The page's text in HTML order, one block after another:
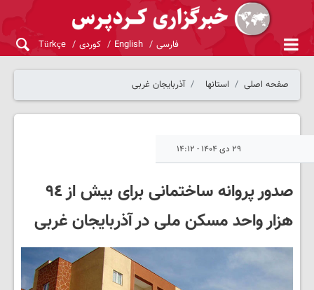
فارسی English کوردی Türkçe
صفحه اصلی استانها آذربایجان غربی
۲۹ دی ۱۴۰۴ - ۱۴:۱۲
صدور پروانه ساختمانی برای بیش از ٩٤
هزار واحد مسکن ملی در آذربایجان غربی